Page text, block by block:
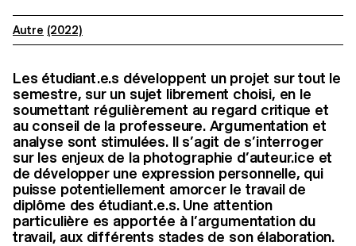
Autre (2022)
Les étudiant.e.s développent un projet sur tout le
semestre, sur un sujet librement choisi, en le
soumettant régulièrement au regard critique et
au conseil de la professeure. Argumentation et
analyse sont stimulées. Il s’agit de s’interroger
sur les enjeux de la photographie d’auteur.ice et
de développer une expression personnelle, qui
puisse potentiellement amorcer le travail de
diplôme des étudiant.e.s. Une attention
particulière es apportée à l’argumentation du
travail, aux différents stades de son élaboration.